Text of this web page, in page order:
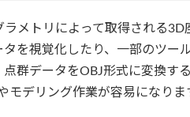
メトリによって取得される3D
を視覚化したり、一部のツー
群データをOBJ形式に変換す
デリング作業が容易になりま